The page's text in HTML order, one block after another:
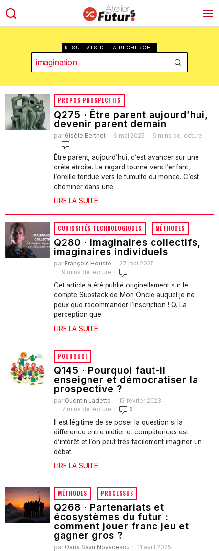
RÉSULTATS DE LA RECHERCHE
PROPOS PROSPECTIFS
Q275 · Être parent aujourd’hui,
devenir parent demain
par Gisèle Berthet 6 mai 2025 6 mins de lecture
Être parent, aujourd’hui, c’est avancer sur une
crête étroite. Le regard tourné vers l’enfant,
l’oreille tendue vers le tumulte du monde. C’est
cheminer dans une…
LIRE LA SUITE
CURIOSITÉS TECHNOLOGIQUES · MÉTHODES
Q280 · Imaginaires collectifs,
imaginaires individuels
par François Houste
27 mai 2025
9 mins de lecture
Cet article a été publié originellement sur le
compte Substack de Mon Oncle auquel je ne
peux que recommander l’inscription ! Q. La
perception que…
LIRE LA SUITE
POURQUOI
Q145 · Pourquoi faut-il
enseigner et démocratiser la
prospective ?
par Quentin Ladetto
15 février 2023
7 mins de lecture
6
Il est légitime de se poser la question si la
différence entre métier et compétences est
d’intérêt et l’on peut très facilement imaginer un
débat…
LIRE LA SUITE
MÉTHODES · PROCESSUS
Q268 · Partenariats et
écosystèmes du futur :
comment jouer franc jeu et
gagner gros ?
par Oana Savu Novacescu
11 avril 2025